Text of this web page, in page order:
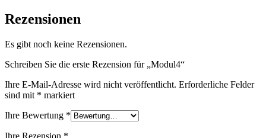
Rezensionen
Es gibt noch keine Rezensionen.
Schreiben Sie die erste Rezension für „Modul4“
Ihre E-Mail-Adresse wird nicht veröffentlicht. Erforderliche Felder
sind mit * markiert
Ihre Bewertung *